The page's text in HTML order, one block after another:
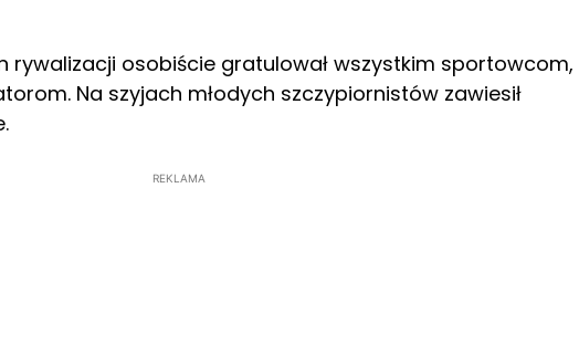
rywalizacji osobiście gratulował wszystkim sportowcom,
Na szyjach młodych szczypiornistów zawiesił
REKLAMA